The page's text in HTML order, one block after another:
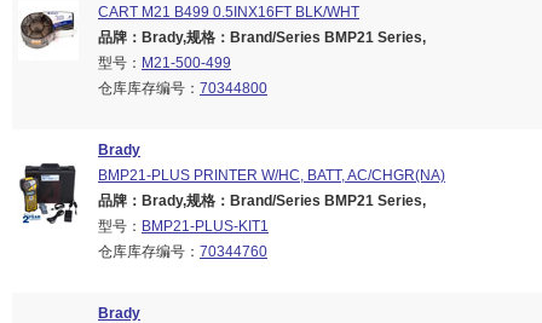
CART M21 B499 0.5INX16FT BLK/WHT
品牌：Brady,规格：Brand/Series BMP21 Series,
型号： M21-500-499
仓库库存编号： 70344800
Brady
BMP21-PLUS PRINTER W/HC, BATT, AC/CHGR(NA)
品牌：Brady,规格：Brand/Series BMP21 Series,
型号： BMP21-PLUS-KIT1
仓库库存编号： 70344760
Brady